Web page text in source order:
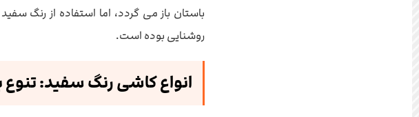
باستان باز می گردد، اما استفاده از رنگ
روشنایی بوده است.
انواع کاشی رنگ سفید: